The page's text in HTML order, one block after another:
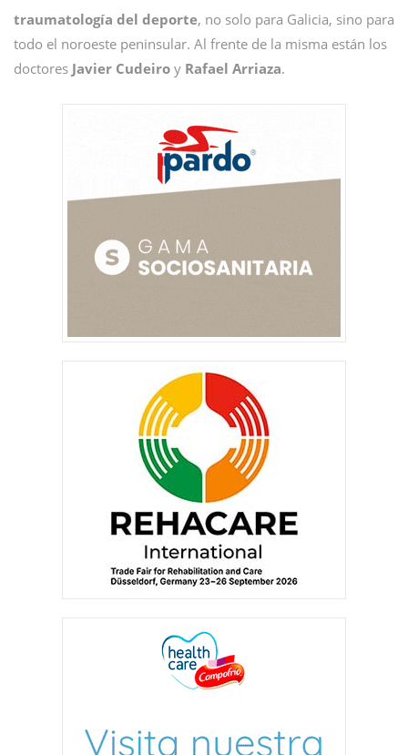
traumatología del deporte, no solo para Galicia, sino para
todo el noroeste peninsular. Al frente de la misma están los
doctores Javier Cudeiro y Rafael Arriaza.